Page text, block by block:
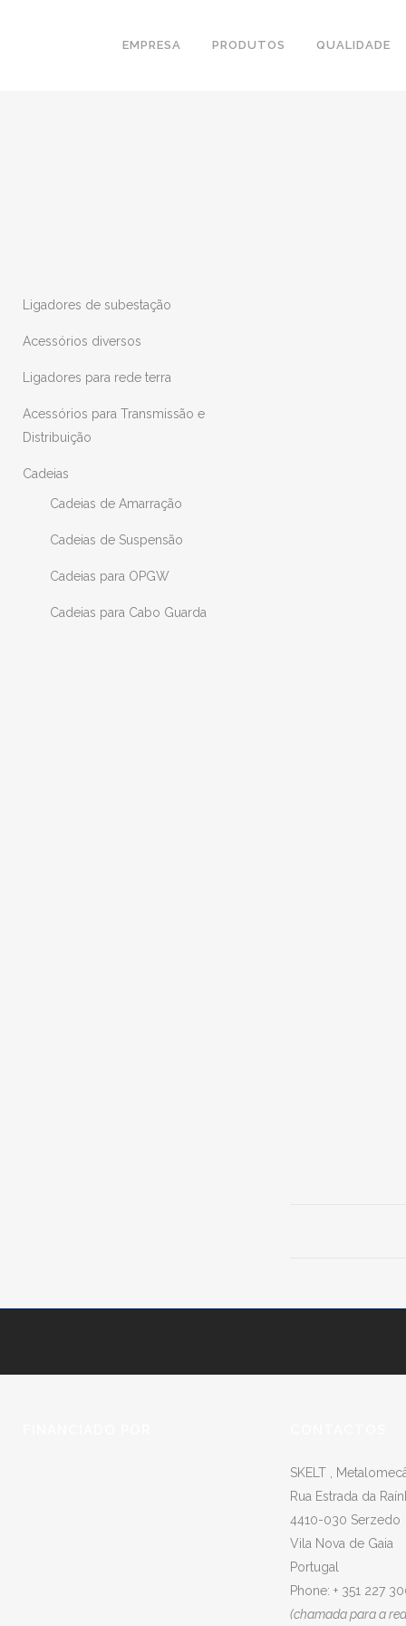
EMPRESA PRODUTOS QUALIDADE
Ligadores de subestação
Acessórios diversos
Ligadores para rede terra
Acessórios para Transmissão e
Distribuição
Cadeias
Cadeias de Amarração
Cadeias de Suspensão
Cadeias para OPGW
Cadeias para Cabo Guarda
SKELT ,
Rua Estrada da
4410-030 Serzedo
Vila Nova de Gaia
Portugal
Phone: + 351 227
(chamada para a